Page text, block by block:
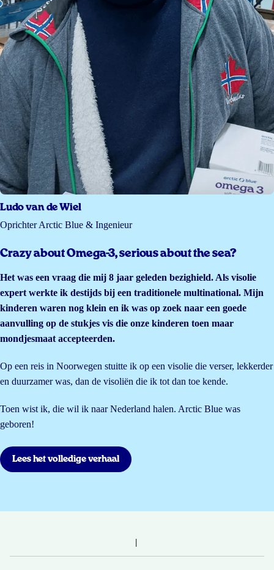
Ludo van de Wiel
Oprichter Arctic Blue & Ingenieur
Crazy about Omega-3, serious about the sea?
Het was een vraag die mij 8 jaar geleden bezighield. Als visolie
expert werkte ik destijds bij een traditionele multinational. Mijn
kinderen waren nog klein en ik was op zoek naar een goede
aanvulling op de stukjes vis die onze kinderen toen maar
mondjesmaat accepteerden.
Op een reis in Noorwegen stuitte ik op een visolie die verser, lekkerder
en duurzamer was, dan de visoliën die ik tot dan toe kende.
Toen wist ik, die wil ik naar Nederland halen. Arctic Blue was
geboren!
Lees het volledige verhaal